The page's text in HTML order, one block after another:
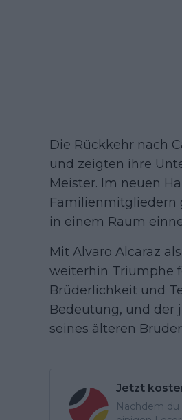
Die Rückkehr nach
und zeigten ihre
Meister. Im neuen
Familienmitgliedern
in einem Raum
Mit Alvaro Alcaraz
weiterhin Triumphe
Brüderlichkeit und
Bedeutung, und der
seines älteren
Jetzt
Nachdem du